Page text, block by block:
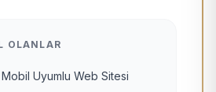
OLANLAR
Uyumlu Web Sitesi